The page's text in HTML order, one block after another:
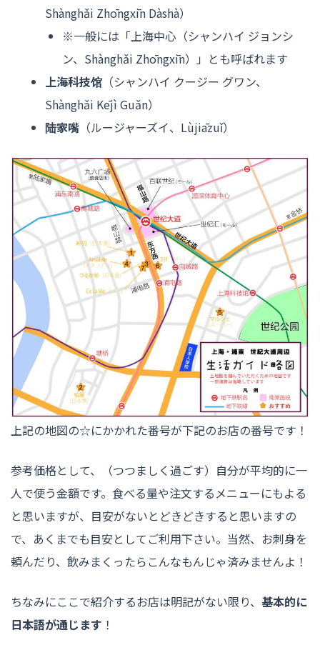
Shànghǎi Zhōngxīn Dàshà）
※一般には「上海中心（シャンハイ ジョンシ
ン、Shànghǎi Zhōngxīn）」とも呼ばれます
上海科技馆 （シャンハイ クージー グワン、
Shànghǎi Kējì Guǎn）
陆家嘴 （ルージャーズイ、Lùjiāzuǐ）
上記の地図の☆にかかれた番号が下記のお店の番号です！
参考価格として、（つつましく過ごす）自分が平均的に一
人で使う金額です。食べる量や注文するメニューにもよる
と思いますが、目安がないとどきどきすると思いますの
で、あくまでも目安としてご利用下さい。当然、お刺身を
頼んだり、飲みまくったらこんなもんじゃ済みませんよ！
ちなみにここで紹介するお店は明記がない限り、 基本的に
日本語が通じます ！